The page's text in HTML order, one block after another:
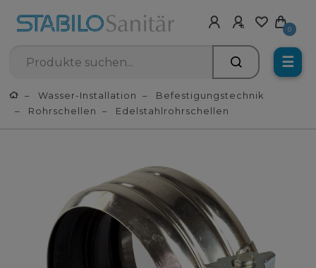
0
☰
Wasser-Installation
Befestigungstechnik
Rohrschellen
Edelstahlrohrschellen